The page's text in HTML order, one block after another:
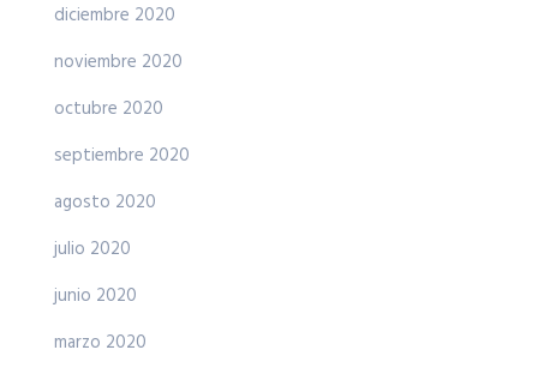
diciembre 2020
noviembre 2020
octubre 2020
septiembre 2020
agosto 2020
julio 2020
junio 2020
marzo 2020